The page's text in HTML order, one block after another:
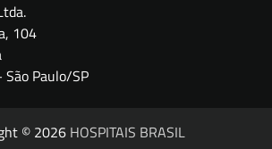
104
Paulo/SP
© 2026 HOSPITAIS BRASIL